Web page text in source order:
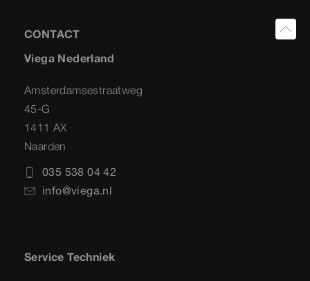
CONTACT
Viega Nederland
Amsterdamsestraatweg
45-G
1411 AX
Naarden
035 538 04 42
info@viega.nl
Service Techniek